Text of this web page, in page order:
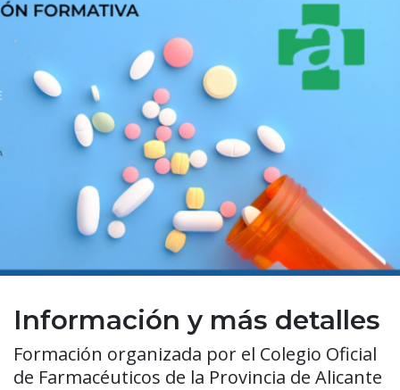
Información y más detalles
Formación organizada por el Colegio Oficial
de Farmacéuticos de la Provincia de Alicante